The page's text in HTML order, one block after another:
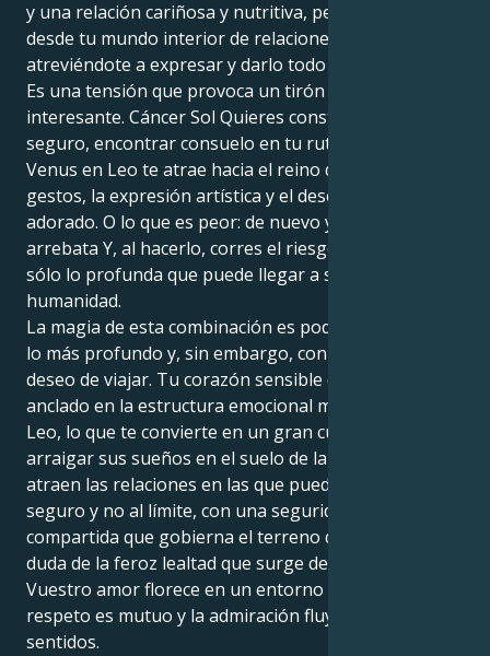
y una relación cariñosa y nutritiva, pero tú operas
desde tu mundo interior de relaciones con valentía,
atreviéndote a expresar y darlo todo a los que amas.
Es una tensión que provoca un tirón encantador e
interesante. Cáncer Sol Quieres construir un nido
seguro, encontrar consuelo en tu rutina. Pero aquí,
Venus en Leo te atrae hacia el reino de los grandes
gestos, la expresión artística y el deseo de ser
adorado. O lo que es peor: de nuevo y siempre, te lo
arrebata Y, al hacerlo, corres el riesgo de conocer no
sólo lo profunda que puede llegar a ser tu propia
humanidad.
La magia de esta combinación es poder amar desde
lo más profundo y, sin embargo, con un apasionado
deseo de viajar. Tu corazón sensible de Cáncer está
anclado en la estructura emocional más estable de
Leo, lo que te convierte en un gran cuidador capaz de
arraigar sus sueños en el suelo de la realidad. Te
atraen las relaciones en las que puedes sentirte
seguro y no al límite, con una seguridad emocional
compartida que gobierna el terreno de juego; ¡no hay
duda de la feroz lealtad que surge de esta unión!
Vuestro amor florece en un entorno en el que el
respeto es mutuo y la admiración fluye en ambos
sentidos.